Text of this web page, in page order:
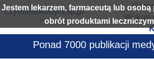
Jestem lekarzem, farmaceutą lub osobą
obrót produktami
Wykup
Ponad 7000 publikacji